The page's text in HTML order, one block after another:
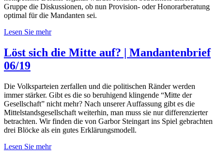
Gruppe die Diskussionen, ob nun Provision- oder Honorarberatung
optimal für die Mandanten sei.
Lesen Sie mehr
Löst sich die Mitte auf? | Mandantenbrief
06/19
Die Volksparteien zerfallen und die politischen Ränder werden
immer stärker. Gibt es die so beruhigend klingende “Mitte der
Gesellschaft” nicht mehr? Nach unserer Auffassung gibt es die
Mittelstandsgesellschaft weiterhin, man muss sie nur differenzierter
betrachten. Wir finden die von Garbor Steingart ins Spiel gebrachten
drei Blöcke als ein gutes Erklärungsmodell.
Lesen Sie mehr